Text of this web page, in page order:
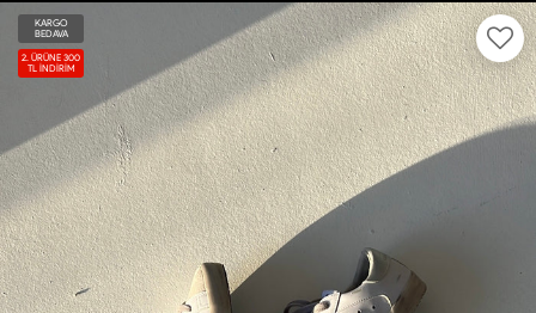
KARGO
BEDAVA
2. ÜRÜNE 300
TL İNDİRİM